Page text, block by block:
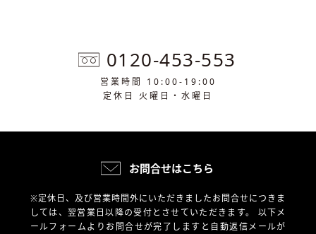
0120-453-553
営業時間 10:00-19:00
定休日 火曜日・水曜日
お問合せはこちら
※定休日、及び営業時間外にいただきましたお問合せにつきま
しては、翌営業日以降の受付とさせていただきます。 以下メ
ールフォームよりお問合せが完了しますと自動返信メールが